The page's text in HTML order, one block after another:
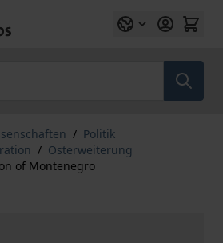
/ Politik
/ Osterweiterung
of Montenegro